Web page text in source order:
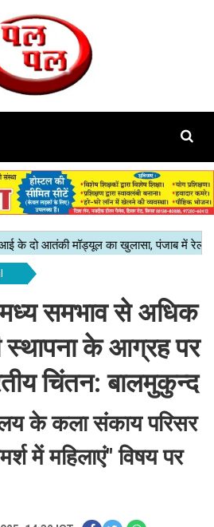
समभाव से अधिक
के आग्रह पर
चिंतन: बालमुकुन्द
के कला संकाय परिसर
में महिलाएं" विषय पर